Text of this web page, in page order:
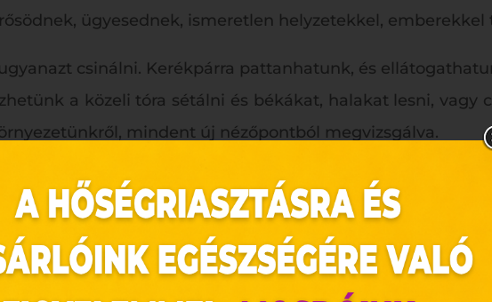
ügyesednek, ismeretlen helyzetekkel, emberekkel
csinálni. Kerékpárra pattanhatunk, és
a közeli tóra sétálni és békákat, halakat lesni, vagy
mindent új nézőpontból megvizsgálva.
házak díszítéseit, a sétálóutcán megbújó szobrokat, az
mindenhol? Egy kis fantáziával remek
garázdálkodhat. A gyerekek ültethetnek magokat,